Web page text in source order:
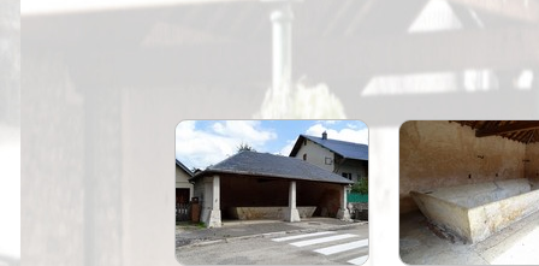
Un Peu d'Histoire
Outils-des-Lavandières
Cartes Postales-Anciennes et
Peintures